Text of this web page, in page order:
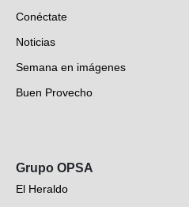
Conéctate
Noticias
Semana en imágenes
Buen Provecho
Grupo OPSA
El Heraldo